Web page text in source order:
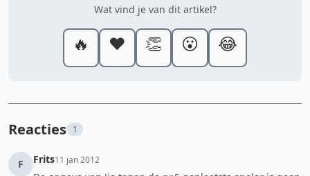
Wat vind je van dit artikel?
🔥 ❤️ 👏 😮 😂
Reacties 1
F Frits11 jan 2012